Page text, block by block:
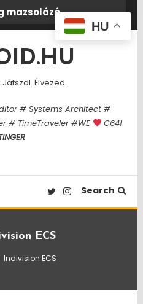
mazsolázó
Élvezed.
# Systems Architect #
# TimeTraveler #WE
C64!
Search
ECS
Indivision ECS
HU